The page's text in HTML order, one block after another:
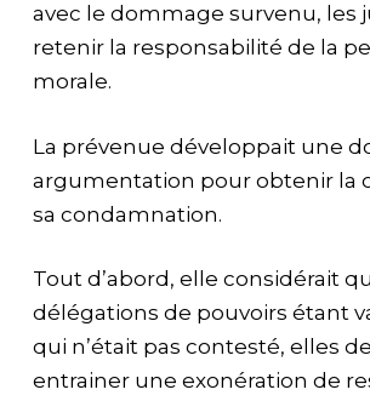
avec le dommage survenu, les
retenir la responsabilité de la
morale.
La prévenue développait une
argumentation pour obtenir la
sa condamnation.
Tout d’abord, elle considérait
délégations de pouvoirs étant
qui n’était pas contesté, elles
entrainer une exonération de